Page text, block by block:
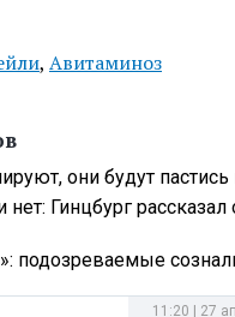
, Авитаминоз
они будут
Гинцбург
подозреваемые
11:20 | 27